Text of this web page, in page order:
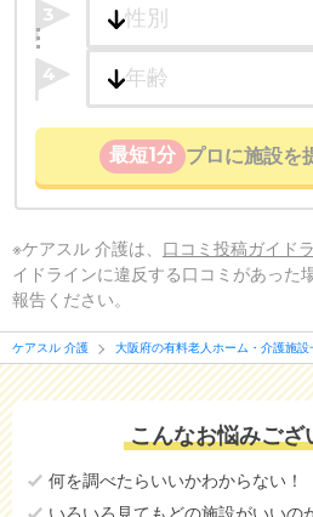
3
4
最短1分 プロに施設を
※ケアスル 介護は、 口コミ投稿ガイド
イドラインに違反する口コミがあった
報告ください。
ケアスル 介護 大阪府の有料老人ホーム・介護施設
こんなお悩みござ
何を調べたらいいかわからない！